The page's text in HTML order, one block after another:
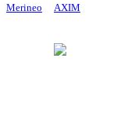
Merineo AXIM